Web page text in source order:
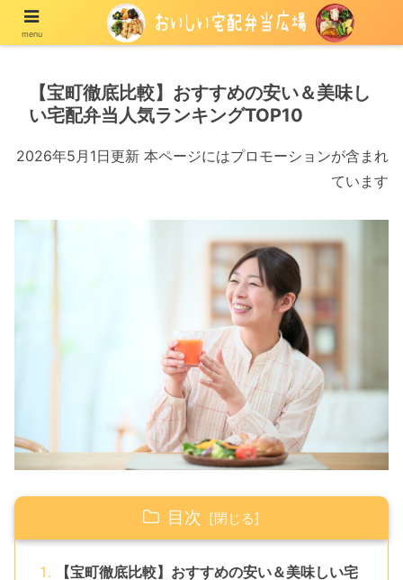
宅配の冷凍弁当や冷蔵弁当を紹介する情報メディア
【宝町徹底比較】おすすめの安い＆美味し
い宅配弁当人気ランキングTOP10
2026年5月1日更新 本ページにはプロモーションが含まれ
ています
目次
【宝町徹底比較】おすすめの安い＆美味しい宅
menu